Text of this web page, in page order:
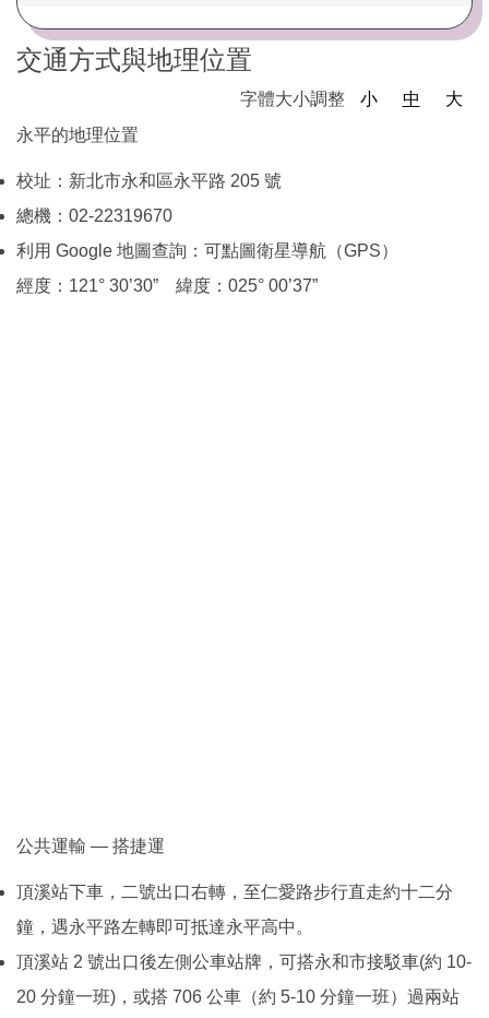
學校願景
永平高中媒體報導
交通方式與地理位置
交通方式與地理位置
字體大小調整 小 中
大
永平的地理位置
校址：新北市永和區永平路 205 號
總機：02-22319670
利用 Google 地圖查詢：可點圖衛星導航（GPS）
經度：121° 30’30” 緯度：025° 00’37”
公共運輸 — 搭捷運
頂溪站下車，二號出口右轉，至仁愛路步行直走約十二分
鐘，遇永平路左轉即可抵達永平高中。
頂溪站 2 號出口後左側公車站牌，可搭永和市接駁車(約 10-
20 分鐘一班)，或搭 706 公車（約 5-10 分鐘一班）過兩站